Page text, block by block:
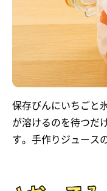
保存びんにいちごと
が溶けるのを待つだ
す。手作りジュース